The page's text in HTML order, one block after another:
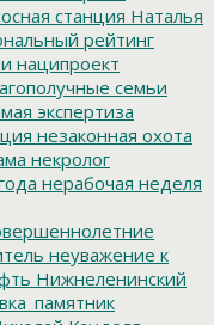
станция Наталья
рейтинг
наципроект
семьи
экспертиза
незаконная охота
некролог
нерабочая неделя
неуважение к
Нижнеленинский